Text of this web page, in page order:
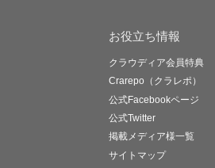
お役立ち情報
クラウディア会員特典
Crarepo（クラレポ）
公式Facebookページ
公式Twitter
掲載メディア様一覧
サイトマップ